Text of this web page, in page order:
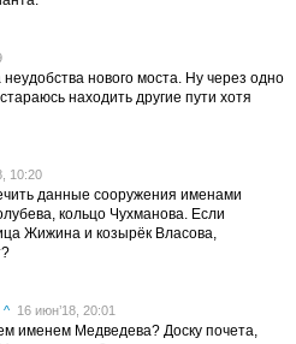
неудобства нового моста. Ну через одно
находить другие пути хотя
10:20
данные сооружения именами
кольцо Чухманова. Если
Жижина и козырёк Власова,
^ 16 июн’18, 20:01
именем Медведева? Доску почета,